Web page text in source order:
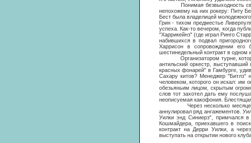
Понимая безвыходность
непохожему на них рокеру: Питу
Бест была владелицей
Грин - тихом предместье
успеха. Как-то вечером, когда
"Харрикейнз" (где играл Ринго
набившихся в подвал
Харрисон в сопровождении
шестинедельный контракт в одном
Организатором турне,
антильский оркестр,
красных фонарей" в Гамбурге,
Сахару китов? Менеджер "Битлз"
человеком, которого он искал: им
обезьяньим лицом, скрытым
слов тот захотел дать ему
неописуемая какофония.
Через несколько месяцев
аннулировал ряд ангажементов.
Уилки энд Синиерз", примчался
Кошмайдера, приехавшего в
контракт на Дерри Уилки, а
выступать на открытии нового